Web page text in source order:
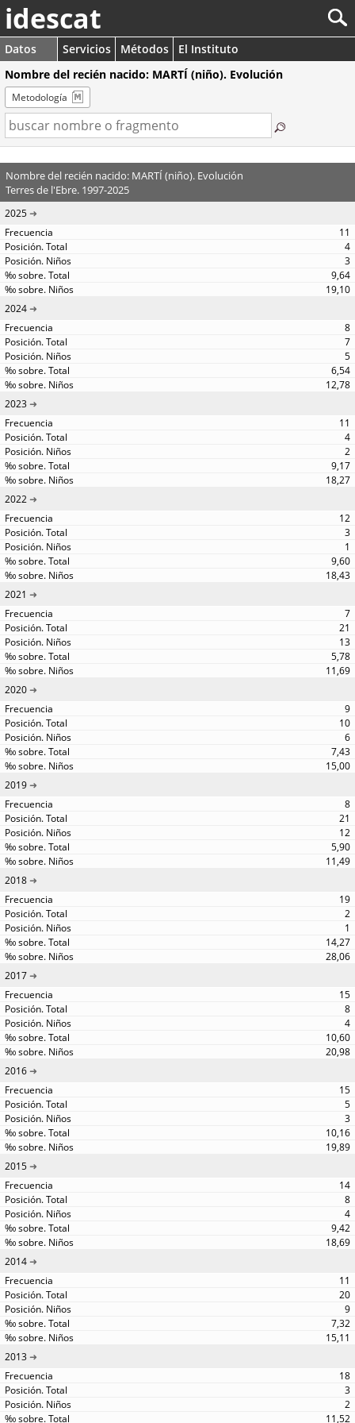
idescat
Datos Servicios Métodos
El Instituto
Nombre del recién nacido: MARTÍ (niño). Evolución
Metodología
Nombre del recién nacido: MARTÍ (niño). Evolución
Terres de l'Ebre. 1997-2025
2025
11
4
3
9,64
19,10
2024
8
7
5
6,54
12,78
2023
11
4
2
9,17
18,27
2022
12
3
1
9,60
18,43
2021
7
21
13
5,78
11,69
2020
9
10
6
7,43
15,00
2019
8
21
12
5,90
11,49
2018
19
2
1
14,27
28,06
2017
15
8
4
10,60
20,98
2016
15
5
3
10,16
19,89
2015
14
8
4
9,42
18,69
2014
11
20
9
7,32
15,11
2013
18
3
2
11,52